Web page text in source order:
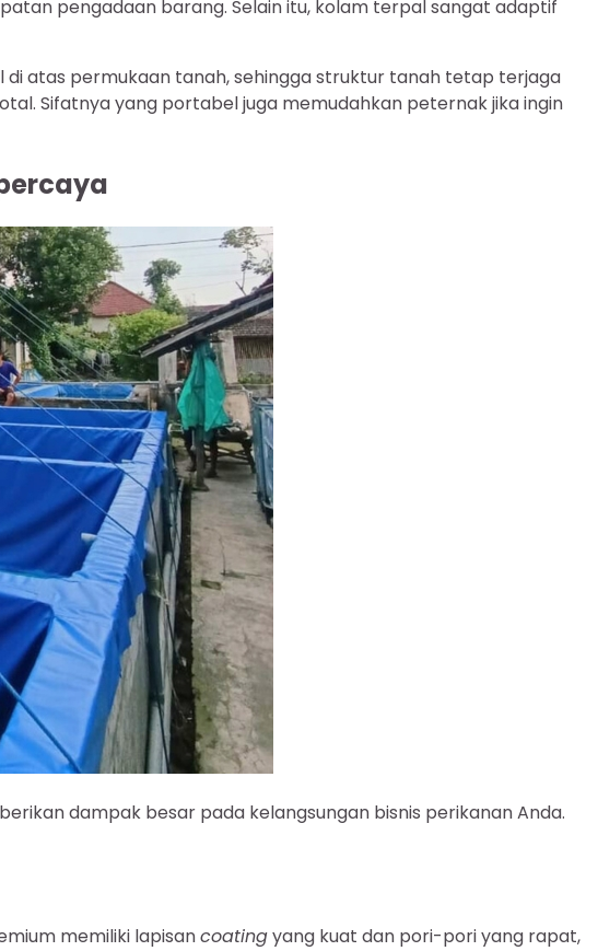
pengadaan barang. Selain itu, kolam terpal sangat adaptif
atas permukaan tanah, sehingga struktur tanah tetap terjaga
Sifatnya yang portabel juga memudahkan peternak jika ingin
dampak besar pada kelangsungan bisnis perikanan Anda.
memiliki lapisancoatingyang kuat dan pori-pori yang rapat,